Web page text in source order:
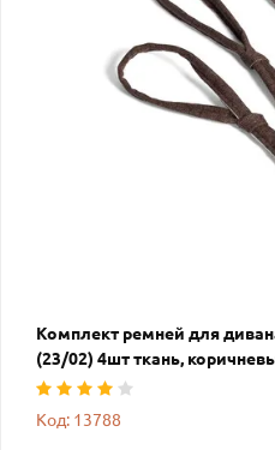
Комплект ремней для
(23/02) 4шт ткань,
Код: 13788